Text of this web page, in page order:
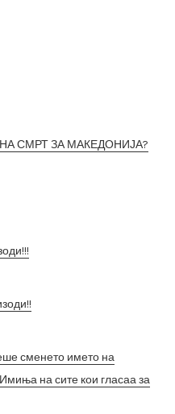
СМРТ ЗА МАКЕДОНИЈА?
сменето името на
на сите кои гласаа за